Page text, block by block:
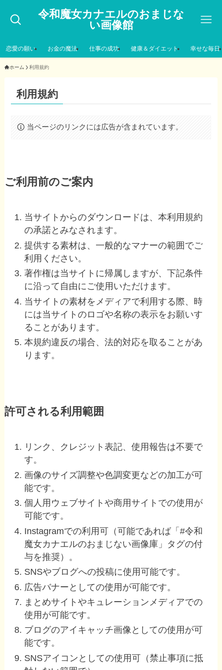
令和魔女カナエルのおまじな
い画像館
恋愛の願い お金の魔法 仕事の成功 健康＆ダイエット 幸せな毎日
ホーム 利用規約
利用規約
当ページのリンクには広告が含まれています。
ご利用前のご案内
当サイトからのダウンロードは、本利用規約
の承諾とみなされます。
提供する素材は、一般的なマナーの範囲でご
利用ください。
著作権は当サイトに帰属しますが、下記条件
に沿って自由にご使用いただけます。
当サイトの素材をメディアで利用する際、時
には当サイトのロゴや名称の表示をお願いす
ることがあります。
本規約違反の場合、法的対応を取ることがあ
ります。
許可される利用範囲
リンク、クレジット表記、使用報告は不要で
す。
画像のサイズ調整や色調変更などの加工が可
能です。
個人用ウェブサイトや商用サイトでの使用が
可能です。
Instagramでの利用可（可能であれば「#令和
魔女カナエルのおまじない画像庫」タグの付
与を推奨）。
SNSやブログへの投稿に使用可能です。
広告バナーとしての使用が可能です。
まとめサイトやキュレーションメディアでの
使用が可能です。
ブログのアイキャッチ画像としての使用が可
能です。
SNSアイコンとしての使用可（禁止事項に抵